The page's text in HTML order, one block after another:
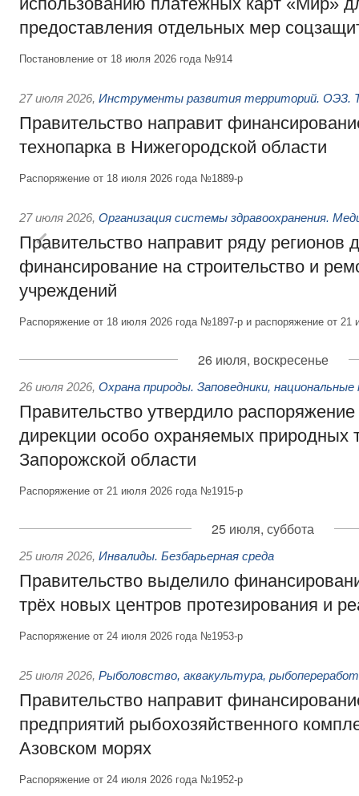
предоставления отдельных мер
Постановление от 18 июля 2026 года №914
27 июля 2026, Инструменты развития территорий. ОЭЗ.
Правительство направит
технопарка в Нижегородской области
Распоряжение от 18 июля 2026 года №1889-р
27 июля 2026, Организация системы здравоохранения.
Правительство направит ряду регионов
финансирование на строительство и
учреждений
Распоряжение от 18 июля 2026 года №1897-р и распоряжение от
26 июля, воскресенье
26 июля 2026, Охрана природы. Заповедники, национальные
Правительство утвердило
дирекции особо охраняемых природных
Запорожской области
Распоряжение от 21 июля 2026 года №1915-р
25 июля, суббота
25 июля 2026, Инвалиды. Безбарьерная среда
Правительство выделило
трёх новых центров протезирования и
Распоряжение от 24 июля 2026 года №1953-р
25 июля 2026, Рыболовство, аквакультура,
Правительство направит
предприятий рыбохозяйственного
Азовском морях
Распоряжение от 24 июля 2026 года №1952-р